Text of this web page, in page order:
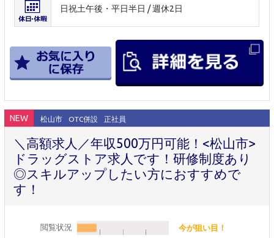
日祝土午後・平日半日 / 週休2日
NEW 松山市 OTC併設 正社員
＼高額求人／年収500万円可能！<松山市>
ドラッグストア求人です！研修制度あり
◎スキルアップしたい方におすすめで
す！
閲覧状況 今が狙い目！